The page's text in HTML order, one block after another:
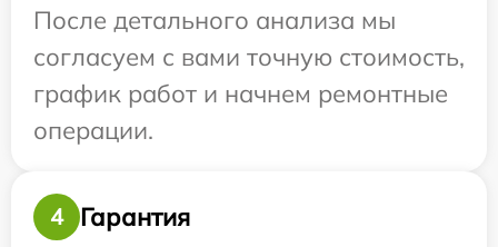
После детального анализа мы
согласуем с вами точную стоимость,
график работ и начнем ремонтные
операции.
4 Гарантия